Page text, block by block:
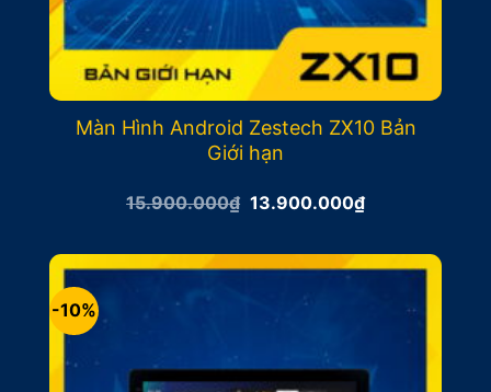
Màn Hình Android Zestech ZX10 Bản
Giới hạn
15.900.000₫ Giá
15.900.000₫.
13.900.000₫Giá
hiện
là:
13.900.000₫.
-10%